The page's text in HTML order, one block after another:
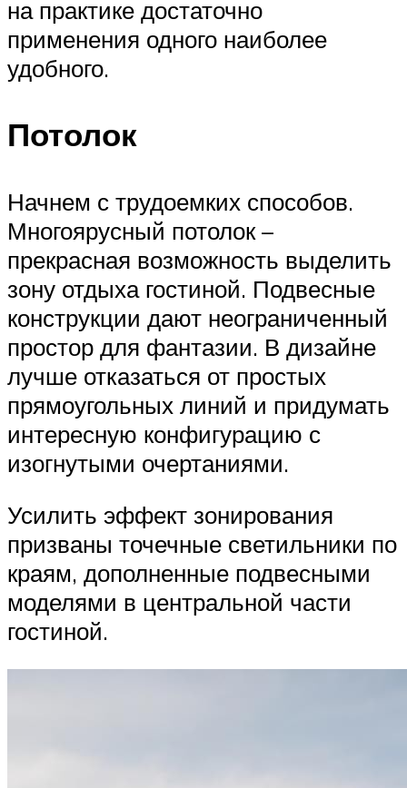
на практике достаточно
применения одного наиболее
удобного.
Потолок
Начнем с трудоемких способов.
Многоярусный потолок –
прекрасная возможность выделить
зону отдыха гостиной. Подвесные
конструкции дают неограниченный
простор для фантазии. В дизайне
лучше отказаться от простых
прямоугольных линий и придумать
интересную конфигурацию с
изогнутыми очертаниями.
Усилить эффект зонирования
призваны точечные светильники по
краям, дополненные подвесными
моделями в центральной части
гостиной.